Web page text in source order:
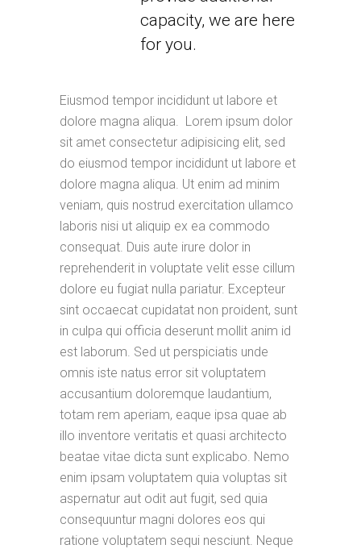
capacity, we are here
for you.
Eiusmod tempor incididunt ut labore et
dolore magna aliqua. Lorem ipsum dolor
sit amet consectetur adipisicing elit, sed
do eiusmod tempor incididunt ut labore et
dolore magna aliqua. Ut enim ad minim
veniam, quis nostrud exercitation ullamco
laboris nisi ut aliquip ex ea commodo
consequat. Duis aute irure dolor in
reprehenderit in voluptate velit esse cillum
dolore eu fugiat nulla pariatur. Excepteur
sint occaecat cupidatat non proident, sunt
in culpa qui officia deserunt mollit anim id
est laborum. Sed ut perspiciatis unde
omnis iste natus error sit voluptatem
accusantium doloremque laudantium,
totam rem aperiam, eaque ipsa quae ab
illo inventore veritatis et quasi architecto
beatae vitae dicta sunt explicabo. Nemo
enim ipsam voluptatem quia voluptas sit
aspernatur aut odit aut fugit, sed quia
consequuntur magni dolores eos qui
ratione voluptatem sequi nesciunt. Neque